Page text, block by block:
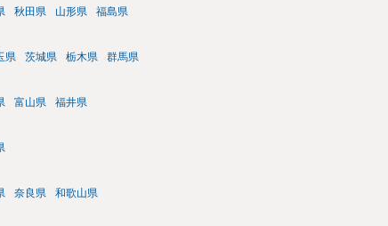
秋田県 山形県 福島県
県 茨城県 栃木県 群馬県
富山県 福井県
奈良県 和歌山県